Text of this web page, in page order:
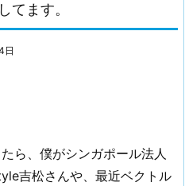
てます。
日
ら、僕がシンガポール法人
吉松さんや、最近ベクトル